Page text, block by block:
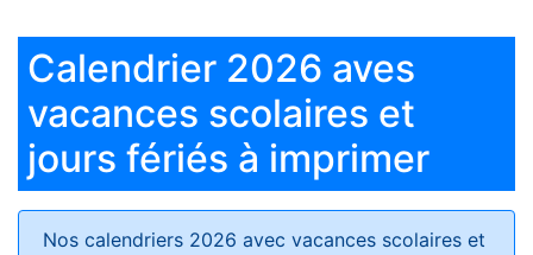
Calendrier 2026 aves
vacances scolaires et
jours fériés à imprimer
Nos calendriers 2026 avec vacances scolaires et